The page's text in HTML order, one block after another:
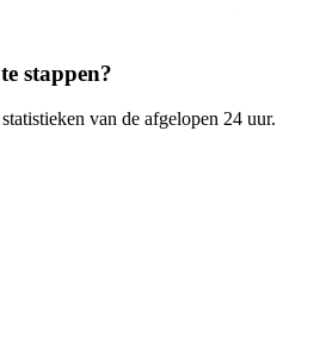
stappen?
van de afgelopen 24 uur.